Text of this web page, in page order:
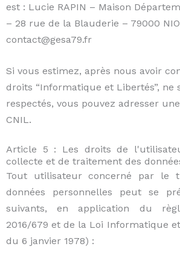
est : Lucie RAPIN – Maison
– 28 rue de la Blauderie – 79000
contact@gesa79.fr
Si vous estimez, après nous avoir
droits “Informatique et Libertés”, ne
respectés, vous pouvez adresser
CNIL.
Article 5 : Les droits de
collecte et de traitement des
Tout utilisateur concerné par le
données personnelles peut se
suivants, en application du
2016/679 et de la Loi Informatique
du 6 janvier 1978) :